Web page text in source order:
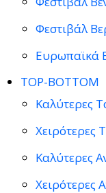
Φεστιβάλ
Ευρωπαϊκά
TOP-BOTTOM
Καλύτερες
Χειρότερες
Καλύτερες
Χειρότερες